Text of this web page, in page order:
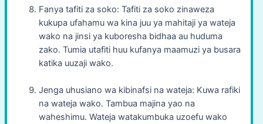
Fanya tafiti za soko: Tafiti za soko zinaweza
kukupa ufahamu wa kina juu ya mahitaji ya wateja
wako na jinsi ya kuboresha bidhaa au huduma
zako. Tumia utafiti huu kufanya maamuzi ya busara
katika uuzaji wako.
Jenga uhusiano wa kibinafsi na wateja: Kuwa rafiki
na wateja wako. Tambua majina yao na
waheshimu. Wateja watakumbuka uzoefu wako